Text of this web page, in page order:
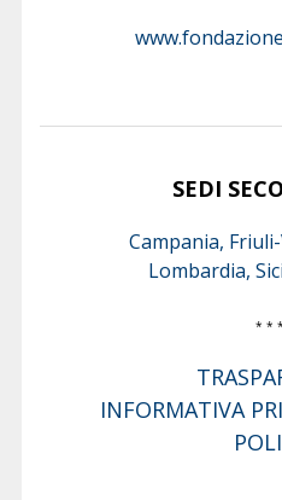
SEDI
Campania,
Lombardia,
* * *
INFORMATIVA